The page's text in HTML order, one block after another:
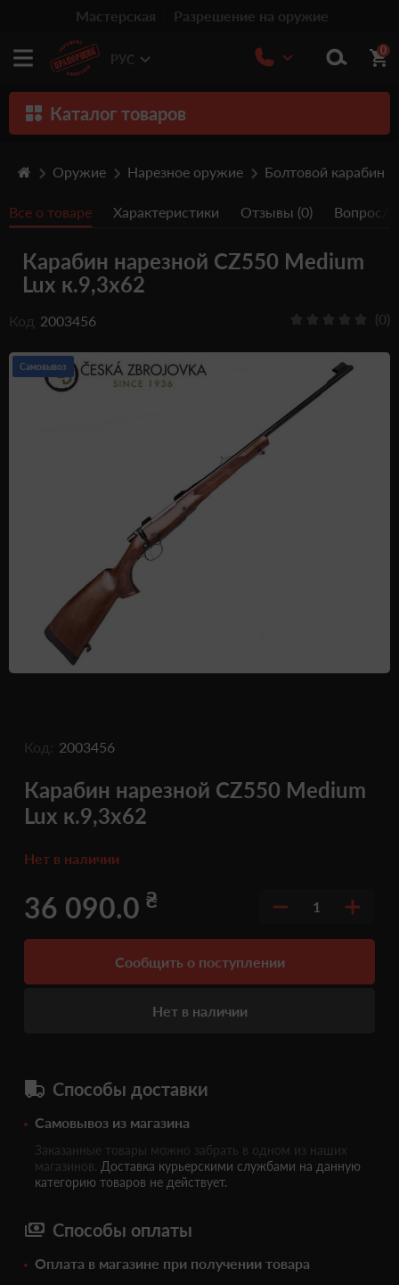
Мастерская Разрешение на оружие
РУС
0
Каталог товаров
Травматическое оружие
Пистолеты
Оптика
Тюнинг
Аксессуары
Релоадинг патронов
Подарочные Сертификати
Оружие Нарезное оружие Болтовой карабин
Все о товаре Характеристики Отзывы (0) Вопрос/
Карабин нарезной CZ550 Medium
Lux к.9,3х62
Код 2003456 (0)
Самовывоз
Код: 2003456
Карабин нарезной CZ550 Medium
Lux к.9,3х62
Нет в наличии
36 090.0 ₴ 1
Сообщить о поступлении
Нет в наличии
Способы доставки
Самовывоз из магазина
Заказанные товары можно забрать в одном из наших
магазинов. Доставка курьерскими службами на данную
категорию товаров не действует.
Способы оплаты
Оплата в магазине при получении товара